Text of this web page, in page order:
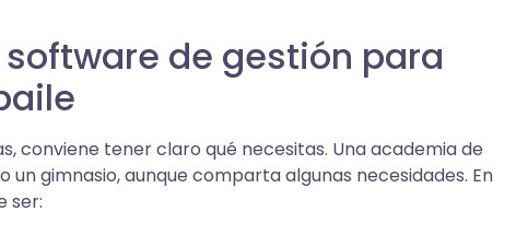
de gestión para
conviene tener claro qué necesitas. Una academia de
un gimnasio, aunque comparta algunas necesidades. En
ser: